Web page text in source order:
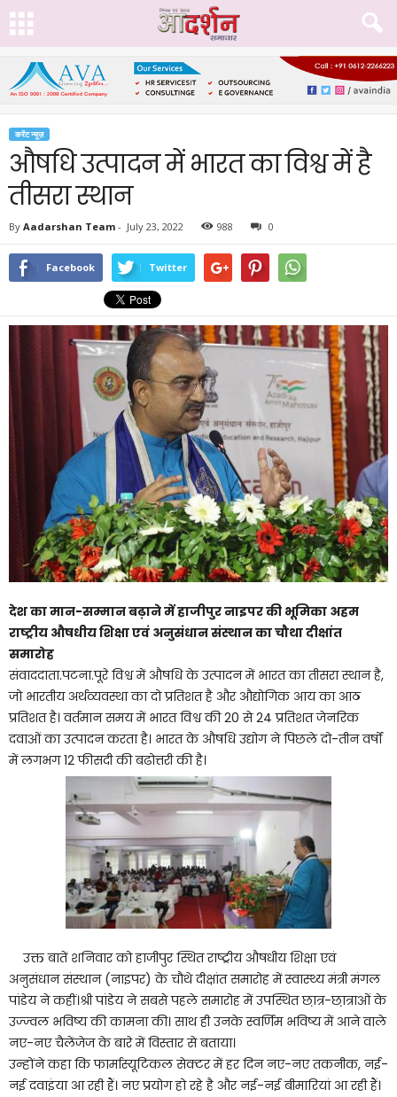
करेंट न्यूज़
औषधि उत्पादन में भारत का विश्व में है
तीसरा स्थान
By Aadarshan Team - July 23, 2022 988 0
Facebook Twitter
देश का मान-सम्मान बढ़ाने में हाजीपुर नाइपर की भूमिका अहम
राष्ट्रीय औषधीय शिक्षा एवं अनुसंधान संस्थान का चौथा दीक्षांत
समारोह
संवाददाता.पटना.पूरे विश्व में औषधि के उत्पादन में भारत का तीसरा स्थान है,
जो भारतीय अर्थव्यवस्था का दो प्रतिशत है और औद्योगिक आय का आठ
प्रतिशत है। वर्तमान समय में भारत विश्व की 20 से 24 प्रतिशत जेनरिक
दवाओं का उत्पादन करता है। भारत के औषधि उद्योग ने पिछले दो-तीन वर्षों
में लगभग 12 फीसदी की बढोत्तरी की है।
उक्त बातें शनिवार को हाजीपुर स्थित राष्ट्रीय औषधीय शिक्षा एवं
अनुसंधान संस्थान (नाइपर) के चौथे दीक्षांत समारोह में स्वास्थ्य मंत्री मंगल
पांडेय ने कहीं।श्री पांडेय ने सबसे पहले समारोह में उपस्थित छा़त्र-छा़त्राओं के
उज्ज्वल भविष्य की कामना की। साथ ही उनके स्वर्णिम भविष्य में आने वाले
नए-नए चैलेंजेज के बारे में विस्तार से बताया।
उन्होंने कहा कि फार्मास्यूटिकल सेक्टर में हर दिन नए-नए तकनीक, नई-
नई दवाइंया आ रही हैं। नए प्रयोग हो रहे है और नई-नई बीमारियां आ रही हैं।